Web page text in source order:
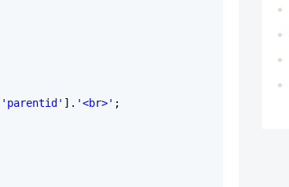
'parentid' ]. '<br>' ;